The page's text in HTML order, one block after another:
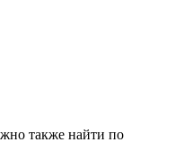
также найти по